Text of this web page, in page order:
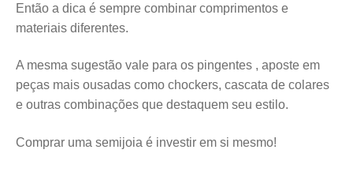
Então a dica é sempre combinar comprimentos e
materiais diferentes.
A mesma sugestão vale para os pingentes , aposte em
peças mais ousadas como chockers, cascata de colares
e outras combinações que destaquem seu estilo.
Comprar uma semijoia é investir em si mesmo!